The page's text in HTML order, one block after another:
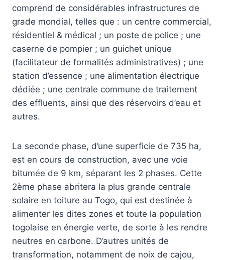
comprend de considérables infrastructures de
grade mondial, telles que : un centre commercial,
résidentiel & médical ; un poste de police ; une
caserne de pompier ; un guichet unique
(facilitateur de formalités administratives) ; une
station d’essence ; une alimentation électrique
dédiée ; une centrale commune de traitement
des effluents, ainsi que des réservoirs d’eau et
autres.
La seconde phase, d’une superficie de 735 ha,
est en cours de construction, avec une voie
bitumée de 9 km, séparant les 2 phases. Cette
2ème phase abritera la plus grande centrale
solaire en toiture au Togo, qui est destinée à
alimenter les dites zones et toute la population
togolaise en énergie verte, de sorte à les rendre
neutres en carbone. D’autres unités de
transformation, notamment de noix de cajou,